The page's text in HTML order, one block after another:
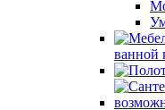
ванной